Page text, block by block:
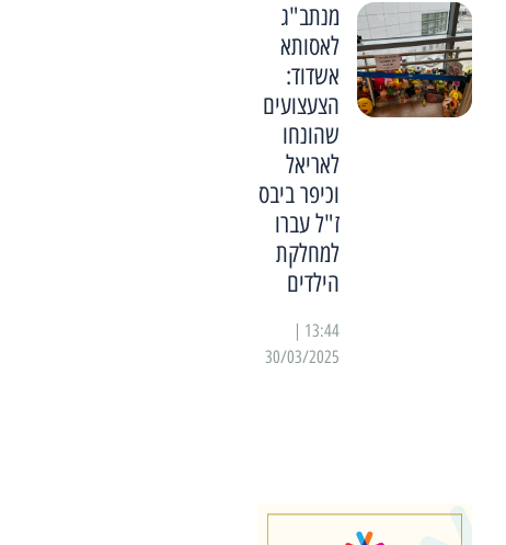
מנתב"ג
לאסותא
אשדוד:
הצעצועים
שהונחו
לאריאל
וכיפר ביבס
ז"ל עברו
למחלקת
הילדים
30/03/2025